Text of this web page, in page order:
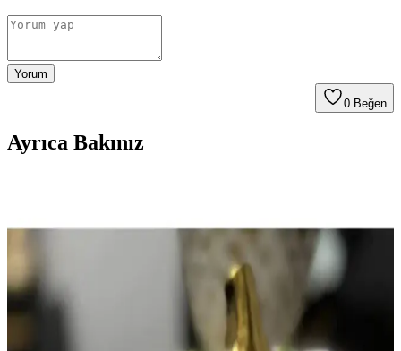
Yorum
0 Beğen
Ayrıca Bakınız
Silikon desenli iPhone 11 kılıfları, çeşitli desen ve renk
seçenekleriyle estetik ve koruma sağlar. Darbelere karşı dayanıklı,
şık ve kullanımı kolay bu kılıflar, telefonunuzu güvenle korur.
Samsung Galaxy A32 İçin Yüksek Koruma
Sağlayan Dayanıklı ve Estetik Kılıf Seçenekleri